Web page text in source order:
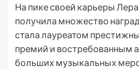
На пике своей карьеры
получила множество
стала лауреатом
премий и востребованным
больших музыкальных